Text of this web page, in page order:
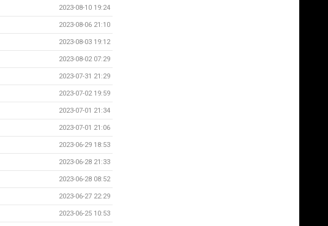
2023-08-10 19:24
2023-08-06 21:10
2023-08-03 19:12
2023-08-02 07:29
2023-07-31 21:29
2023-07-02 19:59
2023-07-01 21:34
2023-07-01 21:06
2023-06-29 18:53
2023-06-28 21:33
2023-06-28 08:52
2023-06-27 22:29
2023-06-25 10:53